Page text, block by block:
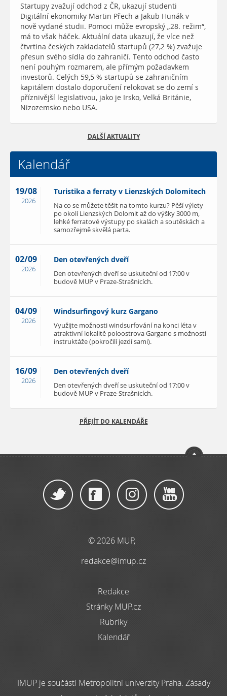
Startupy zvažují odchod z ČR, ukazují studenti
Digitální ekonomiky Martin Přech a Jakub Hunák v
nově vydané studii. Pomoci může evropský „28. režim“,
má to však háček. Aktuální data ukazují, že více než
čtvrtina českých zakladatelů startupů (27,2 %) zvažuje
přesun svého sídla do zahraničí. Tento odchod často
není pouhým rozmarem, ale přímým požadavkem
investorů. Celých 59,5 % startupů se zahraničním
kapitálem dostalo doporučení relokovat se do zemí s
příznivější legislativou, jako je Irsko, Velká Británie,
Nizozemsko nebo USA.
DALŠÍ AKTUALITY
Kalendář
19/08
2026
Turistika a ferraty v Lienzských Dolomitech
Na co se můžete těšit na tomto kurzu? Pěší výlety
po okolí Lienzských Dolomit až do výšky 3000 m,
lehké ferratové výstupy po skalách a soutěskách a
samozřejmě skvělá parta.
02/09
2026
Den otevřených dveří
Den otevřených dveří se uskuteční od 17:00 v
budově MUP v Praze-Strašnicích.
04/09
2026
Windsurfingový kurz Gargano
Využijte možnosti windsurfování na konci léta v
atraktivní lokalitě poloostrova Gargano s možností
instruktáže (pokročilí jezdí sami).
16/09
2026
Den otevřených dveří
Den otevřených dveří se uskuteční od 17:00 v
budově MUP v Praze-Strašnicích.
PŘEJÍT DO KALENDÁŘE
© 2026 MUP,
redakce@imup.cz
Redakce
Stránky MUP.cz
Rubriky
Kalendář
IMUP je součástí Metropolitní univerzity Praha. Zásady